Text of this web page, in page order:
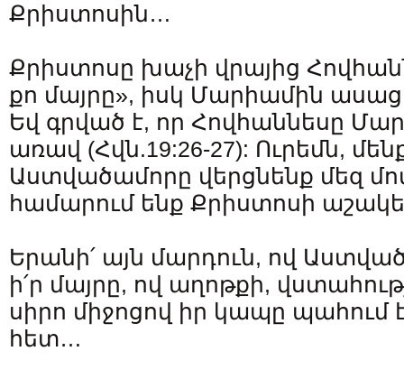
Քրիստոսին…
Քրիստոսը խաչի վրայից
քո մայրը», իսկ Մարիամին
Եվ գրված է, որ Հովհաննեսը
առավ (Հվն.19:26-27): Ուրեմն,
Աստվածամորը վերցնենք մեզ
համարում ենք Քրիստոսի
Երանի՛ այն մարդուն, ով
ի՛ր մայրը, ով աղոթքի,
սիրո միջոցով իր կապը
հետ…